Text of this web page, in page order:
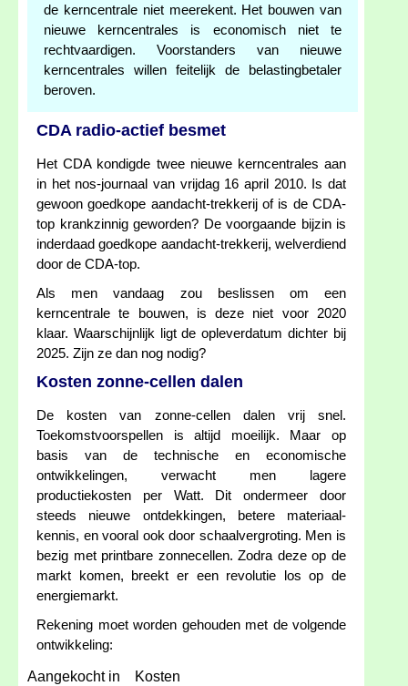
de kerncentrale niet meerekent. Het bouwen van
nieuwe kerncentrales is economisch niet te
rechtvaardigen. Voorstanders van nieuwe
kerncentrales willen feitelijk de belastingbetaler
beroven.
CDA radio-actief besmet
Het CDA kondigde twee nieuwe kerncentrales aan
in het nos-journaal van vrijdag 16 april 2010. Is dat
gewoon goedkope aandacht-trekkerij of is de CDA-
top krankzinnig geworden? De voorgaande bijzin is
inderdaad goedkope aandacht-trekkerij, welverdiend
door de CDA-top.
Als men vandaag zou beslissen om een
kerncentrale te bouwen, is deze niet voor 2020
klaar. Waarschijnlijk ligt de opleverdatum dichter bij
2025. Zijn ze dan nog nodig?
Kosten zonne-cellen dalen
De kosten van zonne-cellen dalen vrij snel.
Toekomstvoorspellen is altijd moeilijk. Maar op
basis van de technische en economische
ontwikkelingen, verwacht men lagere
productiekosten per Watt. Dit ondermeer door
steeds nieuwe ontdekkingen, betere materiaal-
kennis, en vooral ook door schaalvergroting. Men is
bezig met printbare zonnecellen. Zodra deze op de
markt komen, breekt er een revolutie los op de
energiemarkt.
Rekening moet worden gehouden met de volgende
ontwikkeling:
Aangekocht in
Kosten